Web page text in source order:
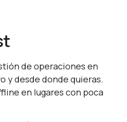
de operaciones en
y desde donde quieras.
en lugares con poca